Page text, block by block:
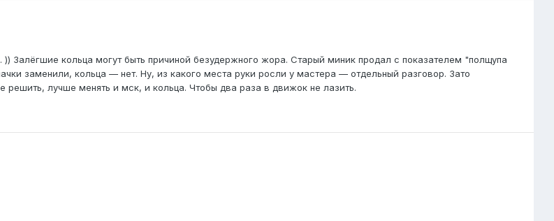
Залёгшие кольца могут быть причиной безудержного жора. Старый миник продал с показателем "полщупа
заменили, кольца — нет. Ну, из какого места руки росли у мастера — отдельный разговор. Зато
лучше менять и мск, и кольца. Чтобы два раза в движок не лазить.